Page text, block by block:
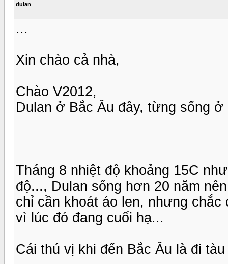
dulan
...
Xin chào cả nhà,
Chào V2012,
Dulan ở Bắc Âu đây, từng sống
Tháng 8 nhiệt độ khoảng 15C
độ..., Dulan sống hơn 20 năm
chỉ cần khoát áo len, nhưng
vì lúc đó đang cuối hạ...
Cái thú vị khi đến Bắc Âu là đi